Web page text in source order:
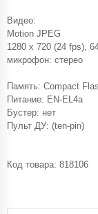
Видео:
Motion JPEG
1280 x 720 (24 fps),
микрофон: стерео
Память: Compact
Питание: EN-EL4a
Бустер: нет
Пульт ДУ: (ten-pin)
Код товара: 818106